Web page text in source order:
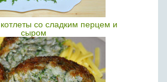
со сладким перцем и
сыром